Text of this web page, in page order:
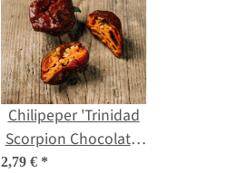
Chilipeper 'Trinidad
Scorpion Chocolate'
(Capsicum chinense)
2,79 € *